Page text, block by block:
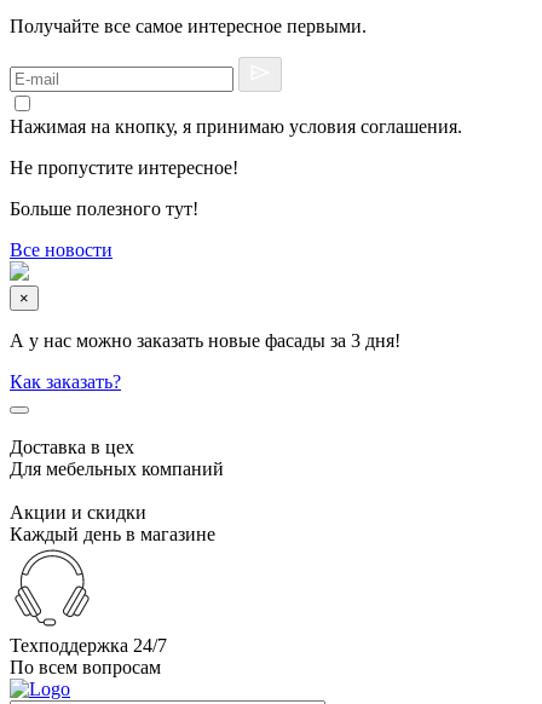
Получайте все самое интересное первыми.
Нажимая на кнопку, я принимаю условия соглашения.
Не пропустите интересное!
Больше полезного тут!
Все новости
×
А у нас можно заказать новые фасады за 3 дня!
Как заказать?
Доставка в цех
Для мебельных компаний
Акции и скидки
Каждый день в магазине
Техподдержка 24/7
По всем вопросам